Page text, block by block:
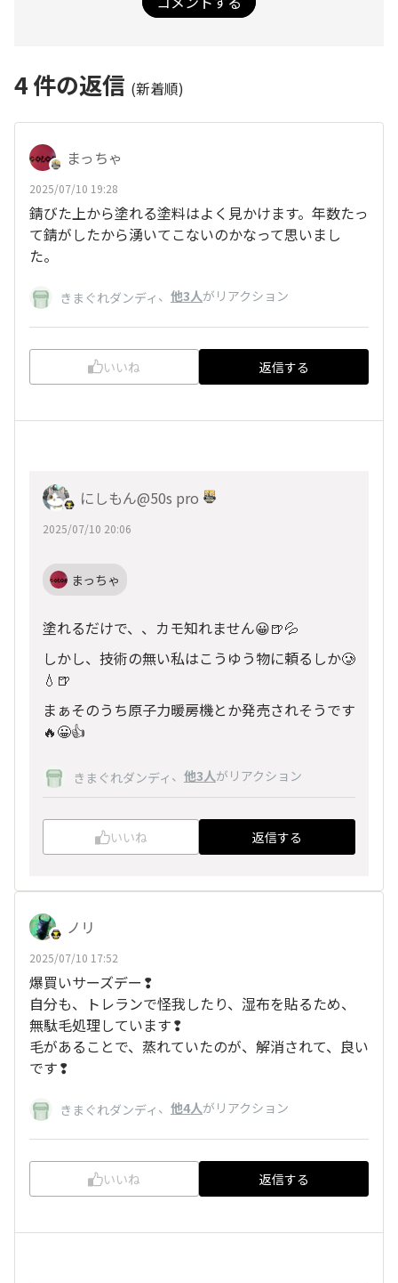
4件の返信 (新着順)
まっちゃ
2025/07/10 19:28
錆びた上から塗れる塗料はよく見かけます。年数たっ
て錆がしたから湧いてこないのかなって思いまし
た。
きまぐれダンディ 、 他3人がリアクション
いいね 返信する
にしもん@50s pro
2025/07/10 20:06
まっちゃ
塗れるだけで、、カモ知れません😀🍺💦
しかし、技術の無い私はこうゆう物に頼るしか🥲
💧🍺
まぁそのうち原子力暖房機とか発売されそうです
🔥😀👍
きまぐれダンディ 、 他3人がリアクション
いいね 返信する
ノリ
2025/07/10 17:52
爆買いサーズデー❢
自分も、トレランで怪我したり、湿布を貼るため、
無駄毛処理しています❢
毛があることで、蒸れていたのが、解消されて、良い
です❢
きまぐれダンディ 、 他4人がリアクション
いいね 返信する